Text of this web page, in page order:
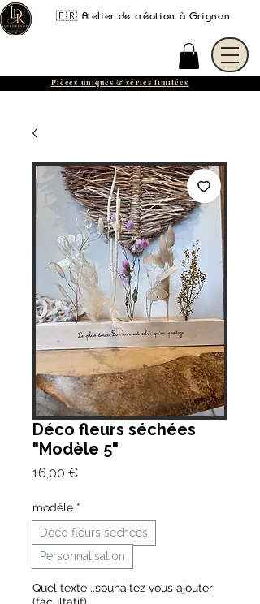
🇫🇷 Atelier de création à Grignan
Pièces uniques & séries limitées
Déco fleurs séchées
"Modèle 5"
16,00 €Prix
modèle *
Déco fleurs séchées
Personnalisation
Quel texte ..souhaitez vous ajouter